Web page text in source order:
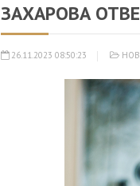
ЗАХАРОВА
26.11.2023 08:50:23